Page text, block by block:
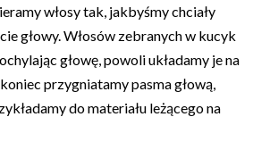
włosy tak, jakbyśmy chciały
głowy. Włosów zebranych w kucyk
głowę, powoli układamy je na
przygniatamy pasma głową,
do materiału leżącego na